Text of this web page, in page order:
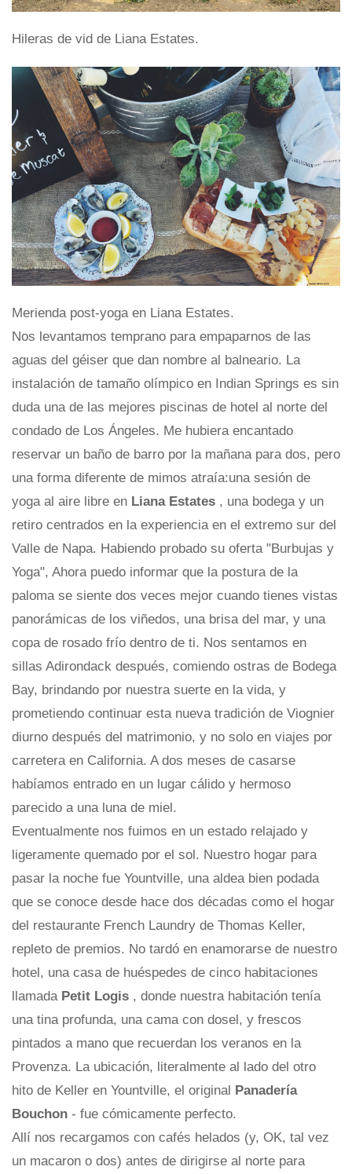
Hileras de vid de Liana Estates.
Merienda post-yoga en Liana Estates.
Nos levantamos temprano para empaparnos de las
aguas del géiser que dan nombre al balneario. La
instalación de tamaño olímpico en Indian Springs es sin
duda una de las mejores piscinas de hotel al norte del
condado de Los Ángeles. Me hubiera encantado
reservar un baño de barro por la mañana para dos, pero
una forma diferente de mimos atraía:una sesión de
yoga al aire libre en Liana Estates , una bodega y un
retiro centrados en la experiencia en el extremo sur del
Valle de Napa. Habiendo probado su oferta "Burbujas y
Yoga", Ahora puedo informar que la postura de la
paloma se siente dos veces mejor cuando tienes vistas
panorámicas de los viñedos, una brisa del mar, y una
copa de rosado frío dentro de ti. Nos sentamos en
sillas Adirondack después, comiendo ostras de Bodega
Bay, brindando por nuestra suerte en la vida, y
prometiendo continuar esta nueva tradición de Viognier
diurno después del matrimonio, y no solo en viajes por
carretera en California. A dos meses de casarse
habíamos entrado en un lugar cálido y hermoso
parecido a una luna de miel.
Eventualmente nos fuimos en un estado relajado y
ligeramente quemado por el sol. Nuestro hogar para
pasar la noche fue Yountville, una aldea bien podada
que se conoce desde hace dos décadas como el hogar
del restaurante French Laundry de Thomas Keller,
repleto de premios. No tardó en enamorarse de nuestro
hotel, una casa de huéspedes de cinco habitaciones
llamada Petit Logis , donde nuestra habitación tenía
una tina profunda, una cama con dosel, y frescos
pintados a mano que recuerdan los veranos en la
Provenza. La ubicación, literalmente al lado del otro
hito de Keller en Yountville, el original Panadería
Bouchon - fue cómicamente perfecto.
Allí nos recargamos con cafés helados (y, OK, tal vez
un macaron o dos) antes de dirigirse al norte para